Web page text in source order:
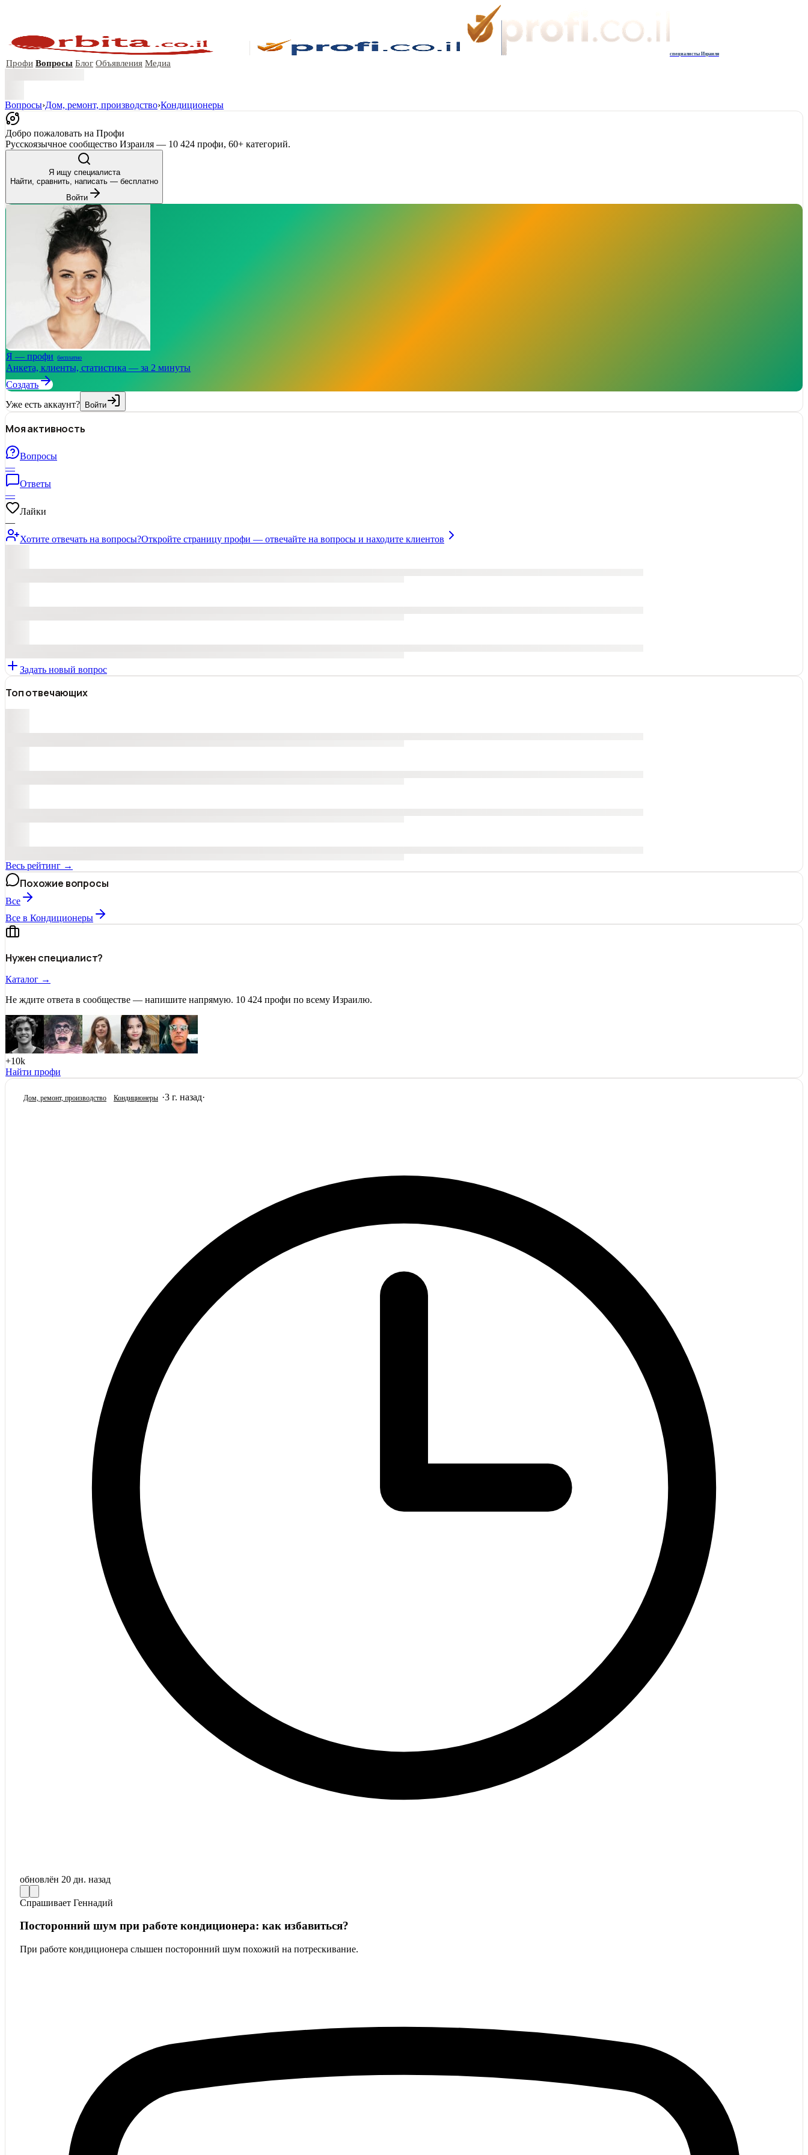
специалисты Израиля
Профи Вопросы Блог Объявления Медиа
Вопросы›Дом, ремонт, производство›Кондиционеры
Добро пожаловать на Профи
Русскоязычное сообщество Израиля — 10 424 профи, 60+ категорий.
Я ищу специалиста
Найти, сравнить, написать — бесплатно
Войти
Я — профи бесплатно
Анкета, клиенты, статистика — за 2 минуты
Создать
Уже есть аккаунт? Войти
Моя активность
Вопросы
—
Ответы
—
Лайки
—
Хотите отвечать на вопросы?Откройте страницу профи — отвечайте на вопросы и находите клиентов
Задать новый вопрос
Топ отвечающих
Весь рейтинг →
Похожие вопросы
Все
Все в Кондиционеры
Нужен специалист?
Каталог →
Не ждите ответа в сообществе — напишите напрямую. 10 424 профи по всему Израилю.
+10k
Найти профи
Дом, ремонт, производство Кондиционеры ·3 г. назад·
обновлён 20 дн. назад
Спрашивает Геннадий
Посторонний шум при работе кондиционера: как избавиться?
При работе кондиционера слышен посторонний шум похожий на потрескивание.